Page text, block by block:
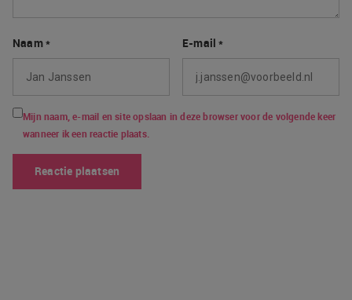
Naam* E-mail*
Mijn naam, e-mail en site opslaan in deze browser voor de volgende keer
wanneer ik een reactie plaats.